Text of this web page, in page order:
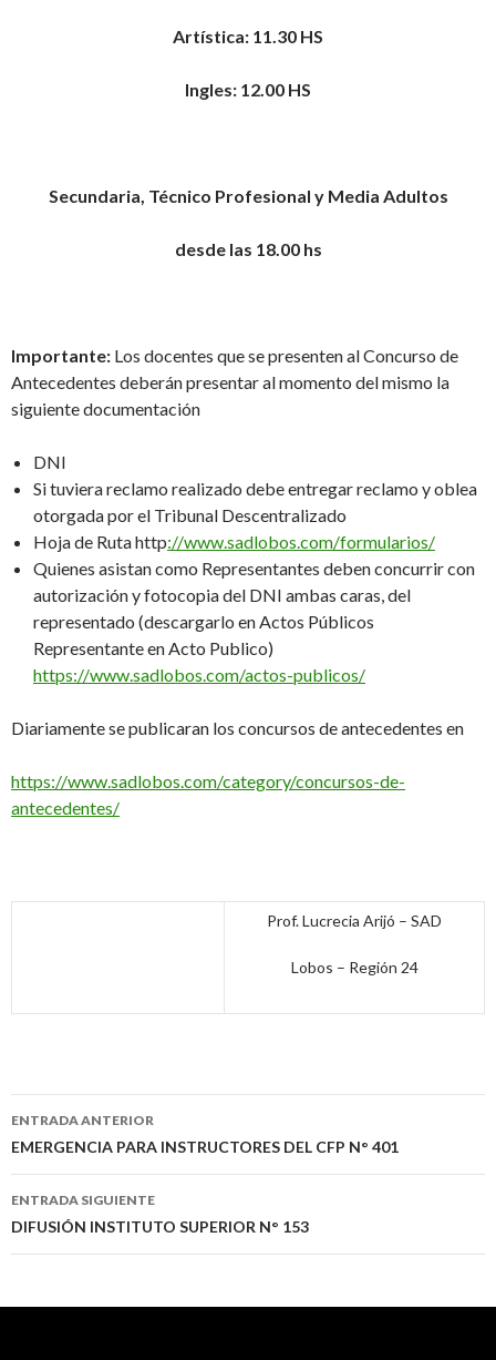
Artística: 11.30 HS
Ingles: 12.00 HS
Secundaria, Técnico Profesional y Media Adultos
desde las 18.00 hs
Importante: Los docentes que se presenten al Concurso de
Antecedentes deberán presentar al momento del mismo la
siguiente documentación
DNI
Si tuviera reclamo realizado debe entregar reclamo y oblea
otorgada por el Tribunal Descentralizado
Hoja de Ruta http://www.sadlobos.com/formularios/
Quienes asistan como Representantes deben concurrir con
autorización y fotocopia del DNI ambas caras, del
representado (descargarlo en Actos Públicos
Representante en Acto Publico)
https://www.sadlobos.com/actos-publicos/
Diariamente se publicaran los concursos de antecedentes en
https://www.sadlobos.com/category/concursos-de-
antecedentes/
Prof. Lucrecia Arijó – SAD
Lobos – Región 24
Navegación
de
entradas
ENTRADA ANTERIOR
EMERGENCIA PARA INSTRUCTORES DEL CFP N° 401
ENTRADA SIGUIENTE
DIFUSIÓN INSTITUTO SUPERIOR N° 153